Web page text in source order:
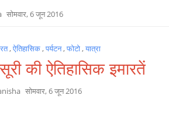
सोमवार, 6 जून 2016
,ऐतिहासिक,पर्यटन,फोटो,यात्रा
की ऐतिहासिक इमारतें
सोमवार, 6 जून 2016